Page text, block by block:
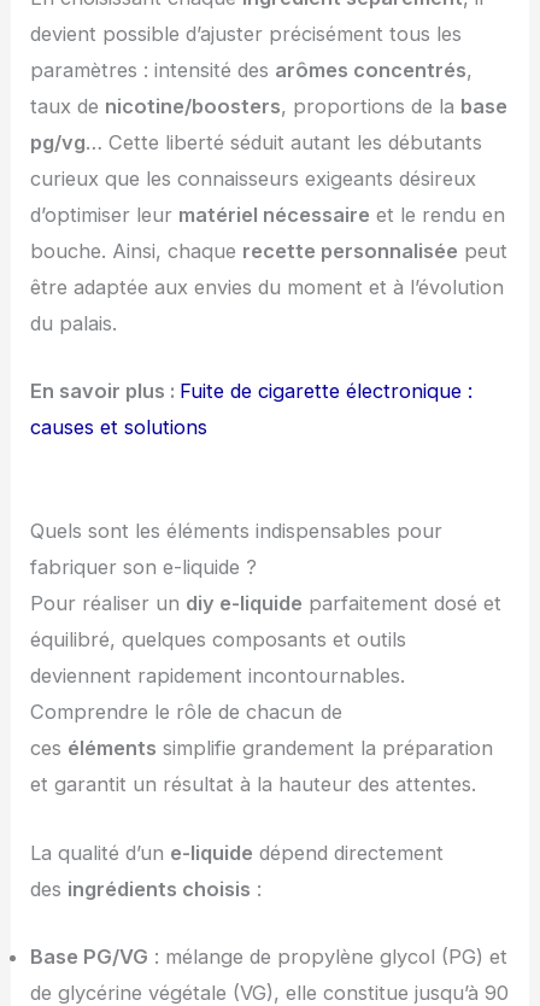
devient possible d’ajuster précisément tous les
paramètres : intensité des arômes concentrés,
taux de nicotine/boosters, proportions de la base
pg/vg… Cette liberté séduit autant les débutants
curieux que les connaisseurs exigeants désireux
d’optimiser leur matériel nécessaire et le rendu en
bouche. Ainsi, chaque recette personnalisée peut
être adaptée aux envies du moment et à l’évolution
du palais.
En savoir plus : Fuite de cigarette électronique :
causes et solutions
Quels sont les éléments indispensables pour
fabriquer son e-liquide ?
Pour réaliser un diy e-liquide parfaitement dosé et
équilibré, quelques composants et outils
deviennent rapidement incontournables.
Comprendre le rôle de chacun de
ces éléments simplifie grandement la préparation
et garantit un résultat à la hauteur des attentes.
La qualité d’un e-liquide dépend directement
des ingrédients choisis :
Base PG/VG : mélange de propylène glycol (PG) et
de glycérine végétale (VG), elle constitue jusqu’à 90